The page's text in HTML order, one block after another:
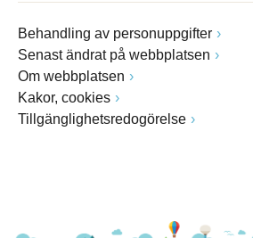
Behandling av personuppgifter
Senast ändrat på webbplatsen
Om webbplatsen
Kakor, cookies
Tillgänglighetsredogörelse